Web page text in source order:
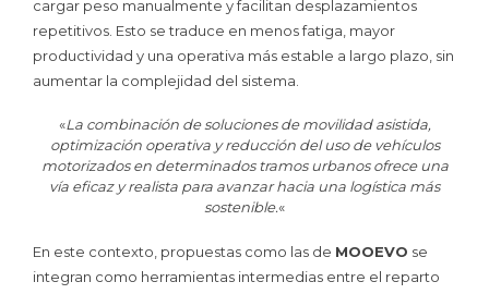
cargar peso manualmente y facilitan desplazamientos
repetitivos. Esto se traduce en menos fatiga, mayor
productividad y una operativa más estable a largo plazo, sin
aumentar la complejidad del sistema.
«La combinación de soluciones de movilidad asistida,
optimización operativa y reducción del uso de vehículos
motorizados en determinados tramos urbanos ofrece una
vía eficaz y realista para avanzar hacia una logística más
sostenible.«
En este contexto, propuestas como las de MOOEVO se
integran como herramientas intermedias entre el reparto